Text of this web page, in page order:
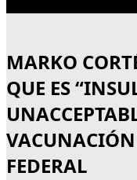
MARKO
QUE ES
FEDERAL